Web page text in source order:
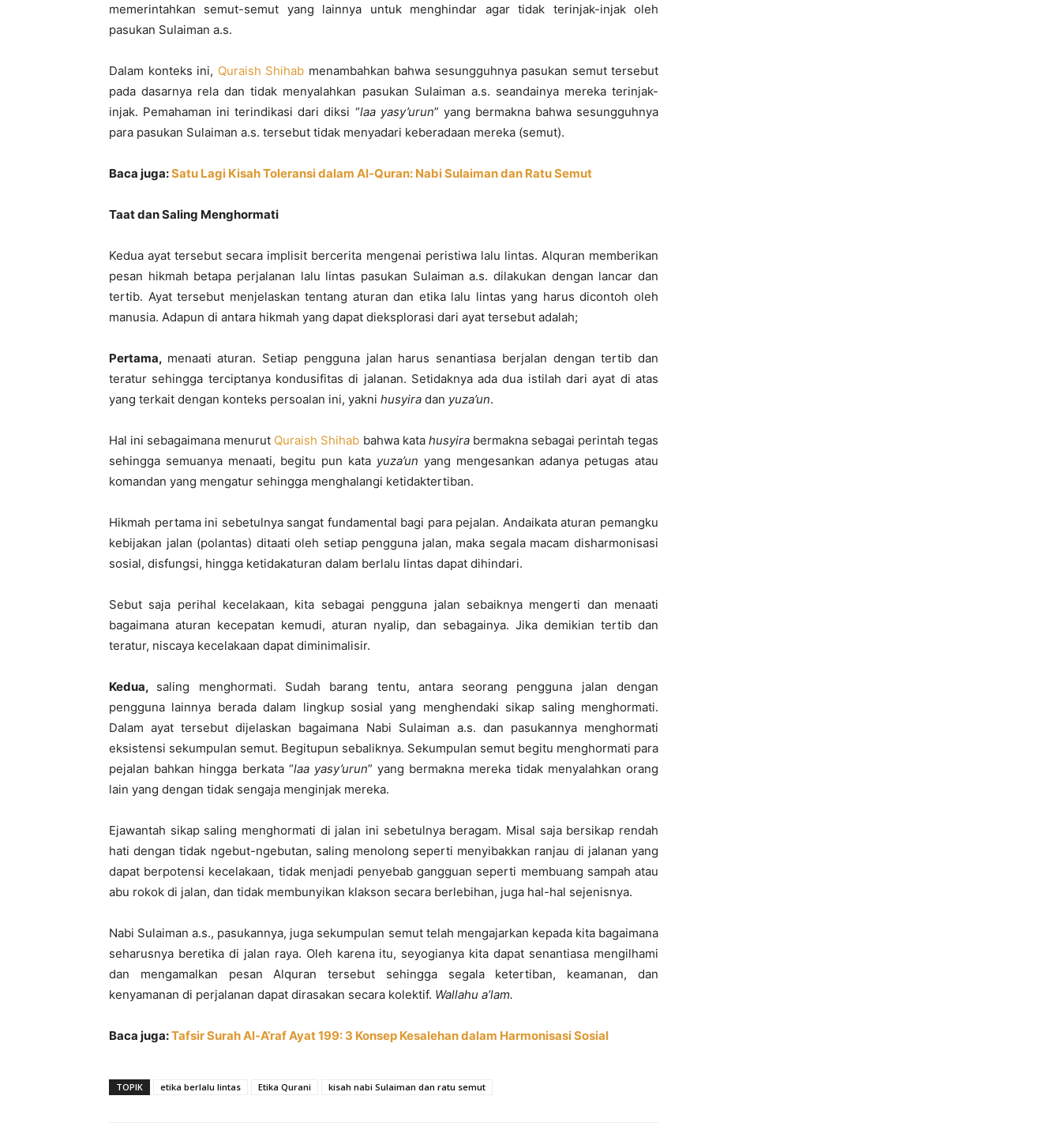
memerintahkan semut-semut yang lainnya untuk menghindar agar tidak terinjak-injak oleh
pasukan Sulaiman a.s.
Dalam konteks ini, Quraish Shihab menambahkan bahwa sesungguhnya pasukan semut tersebut
pada dasarnya rela dan tidak menyalahkan pasukan Sulaiman a.s. seandainya mereka terinjak-
injak. Pemahaman ini terindikasi dari diksi “laa yasy’urun” yang bermakna bahwa sesungguhnya
para pasukan Sulaiman a.s. tersebut tidak menyadari keberadaan mereka (semut).
Baca juga:Satu Lagi Kisah Toleransi dalam Al-Quran: Nabi Sulaiman dan Ratu Semut
Taat dan Saling Menghormati
Kedua ayat tersebut secara implisit bercerita mengenai peristiwa lalu lintas. Alquran memberikan
pesan hikmah betapa perjalanan lalu lintas pasukan Sulaiman a.s. dilakukan dengan lancar dan
tertib. Ayat tersebut menjelaskan tentang aturan dan etika lalu lintas yang harus dicontoh oleh
manusia. Adapun di antara hikmah yang dapat dieksplorasi dari ayat tersebut adalah;
Pertama, menaati aturan. Setiap pengguna jalan harus senantiasa berjalan dengan tertib dan
teratur sehingga terciptanya kondusifitas di jalanan. Setidaknya ada dua istilah dari ayat di atas
yang terkait dengan konteks persoalan ini, yakni husyira dan yuza’un.
Hal ini sebagaimana menurut Quraish Shihab bahwa kata husyira bermakna sebagai perintah tegas
sehingga semuanya menaati, begitu pun kata yuza’un yang mengesankan adanya petugas atau
komandan yang mengatur sehingga menghalangi ketidaktertiban.
Hikmah pertama ini sebetulnya sangat fundamental bagi para pejalan. Andaikata aturan pemangku
kebijakan jalan (polantas) ditaati oleh setiap pengguna jalan, maka segala macam disharmonisasi
sosial, disfungsi, hingga ketidakaturan dalam berlalu lintas dapat dihindari.
Sebut saja perihal kecelakaan, kita sebagai pengguna jalan sebaiknya mengerti dan menaati
bagaimana aturan kecepatan kemudi, aturan nyalip, dan sebagainya. Jika demikian tertib dan
teratur, niscaya kecelakaan dapat diminimalisir.
Kedua, saling menghormati. Sudah barang tentu, antara seorang pengguna jalan dengan
pengguna lainnya berada dalam lingkup sosial yang menghendaki sikap saling menghormati.
Dalam ayat tersebut dijelaskan bagaimana Nabi Sulaiman a.s. dan pasukannya menghormati
eksistensi sekumpulan semut. Begitupun sebaliknya. Sekumpulan semut begitu menghormati para
pejalan bahkan hingga berkata “laa yasy’urun” yang bermakna mereka tidak menyalahkan orang
lain yang dengan tidak sengaja menginjak mereka.
Ejawantah sikap saling menghormati di jalan ini sebetulnya beragam. Misal saja bersikap rendah
hati dengan tidak ngebut-ngebutan, saling menolong seperti menyibakkan ranjau di jalanan yang
dapat berpotensi kecelakaan, tidak menjadi penyebab gangguan seperti membuang sampah atau
abu rokok di jalan, dan tidak membunyikan klakson secara berlebihan, juga hal-hal sejenisnya.
Nabi Sulaiman a.s., pasukannya, juga sekumpulan semut telah mengajarkan kepada kita bagaimana
seharusnya beretika di jalan raya. Oleh karena itu, seyogianya kita dapat senantiasa mengilhami
dan mengamalkan pesan Alquran tersebut sehingga segala ketertiban, keamanan, dan
kenyamanan di perjalanan dapat dirasakan secara kolektif. Wallahu a’lam.
Baca juga:Tafsir Surah Al-A’raf Ayat 199: 3 Konsep Kesalehan dalam Harmonisasi Sosial
TOPIK etika berlalu lintas Etika Qurani kisah nabi Sulaiman dan ratu semut